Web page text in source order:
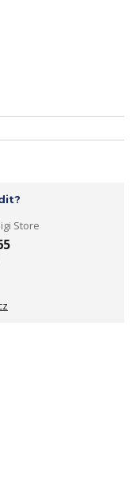
Store